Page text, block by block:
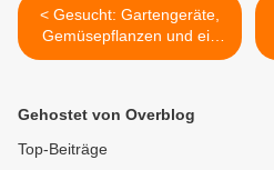
< Gesucht: Gartengeräte,
Gemüsepflanzen und ein
Herrenfahrrad für
Gehostet von Overblog
Top-Beiträge